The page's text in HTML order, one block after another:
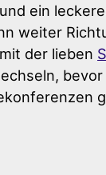
ein
weiter
der lieben